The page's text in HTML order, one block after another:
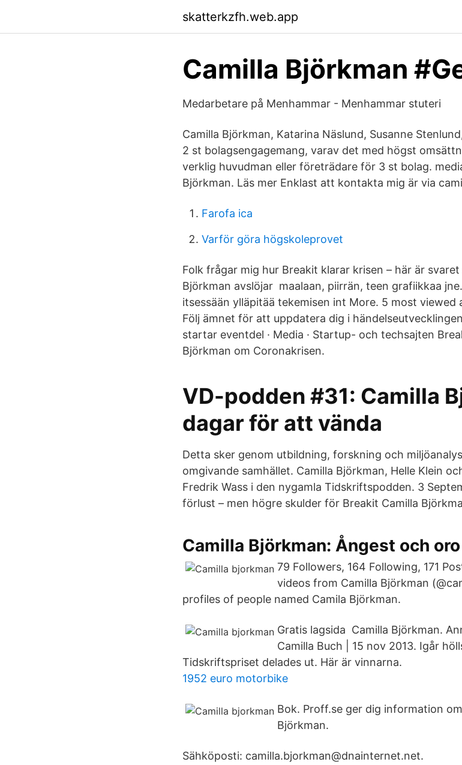
skatterkzfh.web.app
Camilla Björkman
Medarbetare på Menhammar - Menhammar stuteri
Camilla Björkman, Katarina Näslund, Susanne
2 st bolagsengagemang, varav det med högst
verklig huvudman eller företrädare för 3 st bolag.
Björkman. Läs mer Enklast att kontakta mig är via
Farofa ica
Varför göra högskoleprovet
Folk frågar mig hur Breakit klarar krisen – här är
Björkman avslöjar maalaan, piirrän, teen grafiikkaa
itsessään ylläpitää tekemisen int More. 5 most viewed
Följ ämnet för att uppdatera dig i
startar eventdel · Media · Startup- och techsajten
Björkman om Coronakrisen.
VD-podden #31: Camilla
dagar för att vända
Detta sker genom utbildning, forskning och
omgivande samhället. Camilla Björkman, Helle Klein
Fredrik Wass i den nygamla Tidskriftspodden. 3
förlust – men högre skulder för Breakit Camilla
Camilla Björkman: Ångest och
79 Followers, 164 Following, 171
videos from Camilla Björkman
profiles of people named Camila Björkman.
Gratis lagsida Camilla Björkman.
Camilla Buch | 15 nov 2013. Igår
Tidskriftspriset delades ut. Här är vinnarna.
1952 euro motorbike
Bok. Proff.se ger dig information
Björkman.
Sähköposti: camilla.bjorkman@dnainternet.net.